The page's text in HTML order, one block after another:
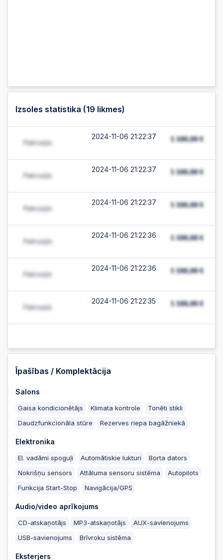
Izsoles statistika (19 likmes)
2024-11-06 21:22:37
2024-11-06 21:22:37
2024-11-06 21:22:37
2024-11-06 21:22:36
2024-11-06 21:22:36
2024-11-06 21:22:35
2024-11-06 21:22:34
Īpašības / Komplektācija
Salons
Gaisa kondicionētājs Klimata kontrole
Tonēti stikli
Daudzfunkcionāla stūre
Rezerves riepa bagāžniekā
Elektronika
El. vadāmi spoguļi Automātiskie lukturi
Borta dators
Nokrišņu sensors
Attāluma sensoru sistēma
Autopilots
Funkcija Start-Stop
Navigācija/GPS
Audio/video aprīkojums
CD-atskaņotājs MP3-atskaņotājs
AUX-savienojums
USB-savienojums
Brīvroku sistēma
Eksterjers